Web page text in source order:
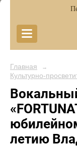
Главная →
Культурно-
летию